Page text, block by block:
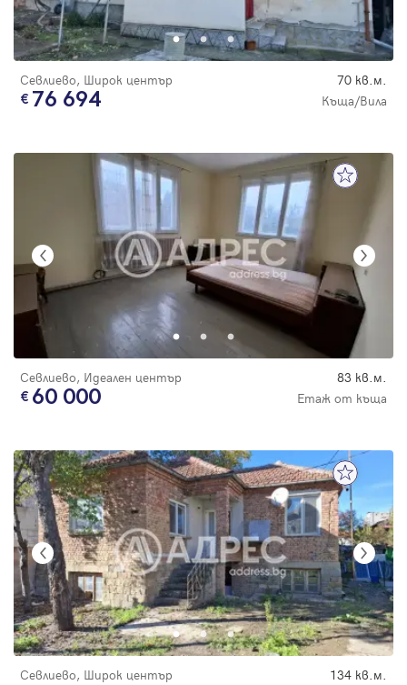
Севлиево, Широк център 70 кв.м.
76 694 Къща/Вила
Севлиево, Идеален център 83 кв.м.
60 000 Етаж от къща
Севлиево, Широк център 134 кв.м.